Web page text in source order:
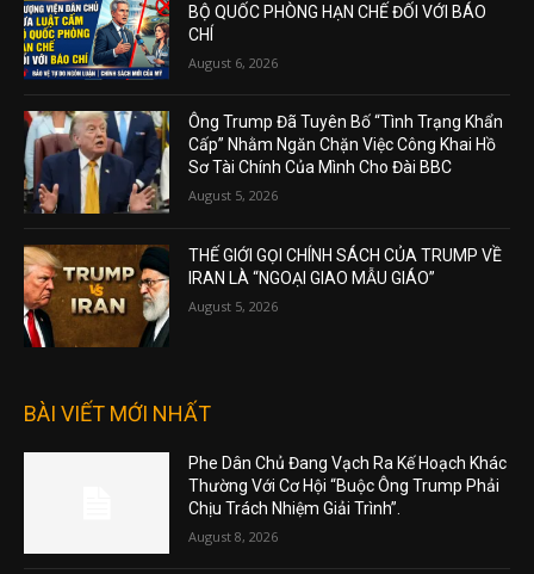
BỘ QUỐC PHÒNG HẠN CHẾ ĐỐI VỚI BÁO
CHÍ
August 6, 2026
Ông Trump Đã Tuyên Bố “Tình Trạng Khẩn
Cấp” Nhằm Ngăn Chặn Việc Công Khai Hồ
Sơ Tài Chính Của Mình Cho Đài BBC
August 5, 2026
THẾ GIỚI GỌI CHÍNH SÁCH CỦA TRUMP VỀ
IRAN LÀ “NGOẠI GIAO MẪU GIÁO”
August 5, 2026
BÀI VIẾT MỚI NHẤT
Phe Dân Chủ Đang Vạch Ra Kế Hoạch Khác
Thường Với Cơ Hội “Buộc Ông Trump Phải
Chịu Trách Nhiệm Giải Trình”.
August 8, 2026